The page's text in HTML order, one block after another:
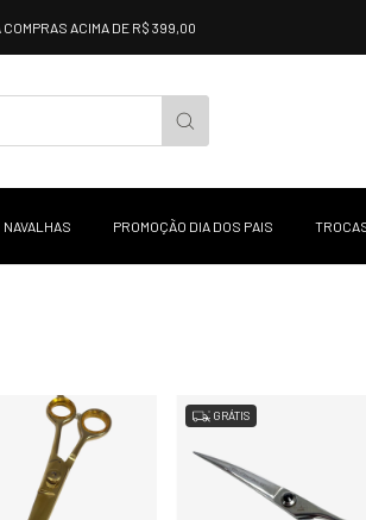
COMPRAS ACIMA DE R$ 399,00
NAVALHAS PROMOÇÃO DIA DOS PAIS
GRÁTIS